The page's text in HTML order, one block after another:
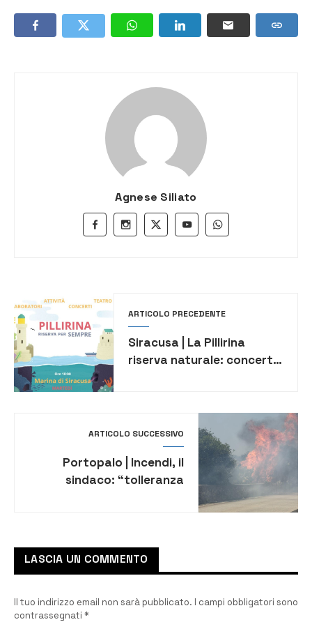
Agnese Siliato
ARTICOLO PRECEDENTE
Siracusa | La Pillirina
riserva naturale: concerto
ARTICOLO SUCCESSIVO
Portopalo | Incendi, il
sindaco: “tolleranza
LASCIA UN COMMENTO
Il tuo indirizzo email non sarà pubblicato. I campi obbligatori sono
contrassegnati *